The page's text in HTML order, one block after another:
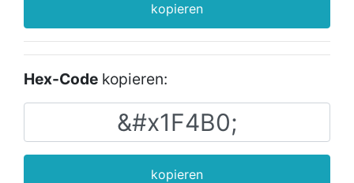
kopieren
Hex-Code kopieren:
kopieren